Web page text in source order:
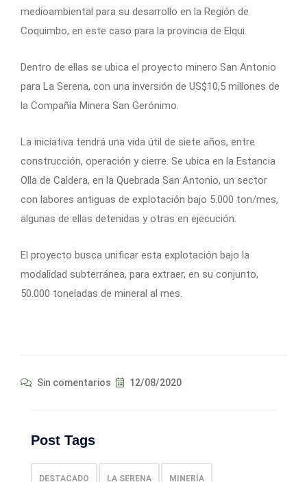
medioambiental para su desarrollo en la Región de
Coquimbo, en este caso para la provincia de Elqui.
Dentro de ellas se ubica el proyecto minero San Antonio
para La Serena, con una inversión de US$10,5 millones de
la Compañía Minera San Gerónimo.
La iniciativa tendrá una vida útil de siete años, entre
construcción, operación y cierre. Se ubica en la Estancia
Olla de Caldera, en la Quebrada San Antonio, un sector
con labores antiguas de explotación bajo 5.000 ton/mes,
algunas de ellas detenidas y otras en ejecución.
El proyecto busca unificar esta explotación bajo la
modalidad subterránea, para extraer, en su conjunto,
50.000 toneladas de mineral al mes.
Sin comentarios 12/08/2020
Post Tags
DESTACADO LA SERENA MINERÍA